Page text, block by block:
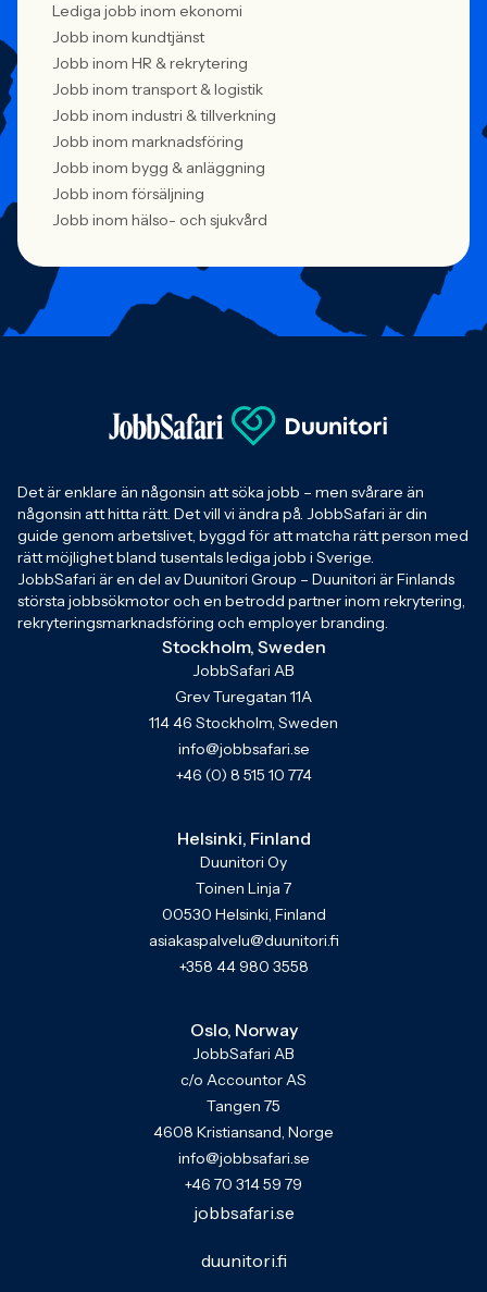
Lediga jobb inom ekonomi
Jobb inom kundtjänst
Jobb inom HR & rekrytering
Jobb inom transport & logistik
Jobb inom industri & tillverkning
Jobb inom marknadsföring
Jobb inom bygg & anläggning
Jobb inom försäljning
Jobb inom hälso- och sjukvård
Det är enklare än någonsin att söka jobb – men svårare än
någonsin att hitta rätt. Det vill vi ändra på. JobbSafari är din
guide genom arbetslivet, byggd för att matcha rätt person med
rätt möjlighet bland tusentals lediga jobb i Sverige.
JobbSafari är en del av Duunitori Group – Duunitori är Finlands
största jobbsökmotor och en betrodd partner inom rekrytering,
rekryteringsmarknadsföring och employer branding.
Stockholm, Sweden
JobbSafari AB
Grev Turegatan 11A
114 46 Stockholm, Sweden
info@jobbsafari.se
+46 (0) 8 515 10 774
Helsinki, Finland
Duunitori Oy
Toinen Linja 7
00530 Helsinki, Finland
asiakaspalvelu@duunitori.fi
+358 44 980 3558
Oslo, Norway
JobbSafari AB
c/o Accountor AS
Tangen 75
4608 Kristiansand, Norge
info@jobbsafari.se
+46 70 314 59 79
jobbsafari.se
duunitori.fi